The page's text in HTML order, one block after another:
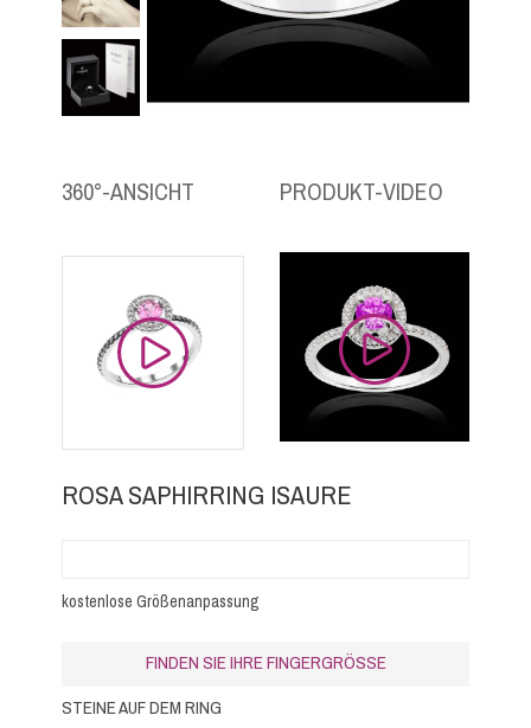
360°-ANSICHT PRODUKT-VIDEO
ROSA SAPHIRRING ISAURE
kostenlose Größenanpassung
FINDEN SIE IHRE FINGERGRÖSSE
STEINE AUF DEM RING